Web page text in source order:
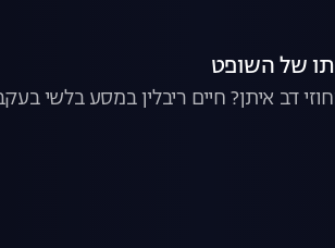
דב איתן? חיים ריבלין במסע בלשי